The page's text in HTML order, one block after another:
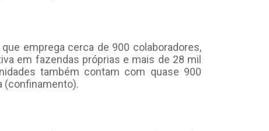
emprega cerca de 900 colaboradores,
em fazendas próprias e mais de 28 mil
também contam com quase 900
(confinamento).